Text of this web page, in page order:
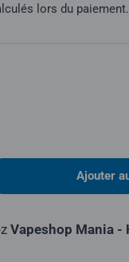
lors du paiement.
la quantité Ajouter
Vapeshop Mania -